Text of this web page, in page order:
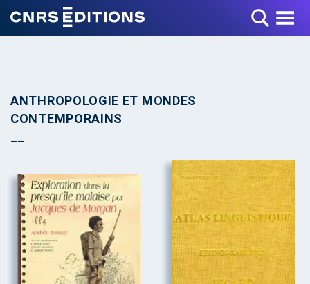
Toggle Menu
ANTHROPOLOGIE ET MONDES
CONTEMPORAINS